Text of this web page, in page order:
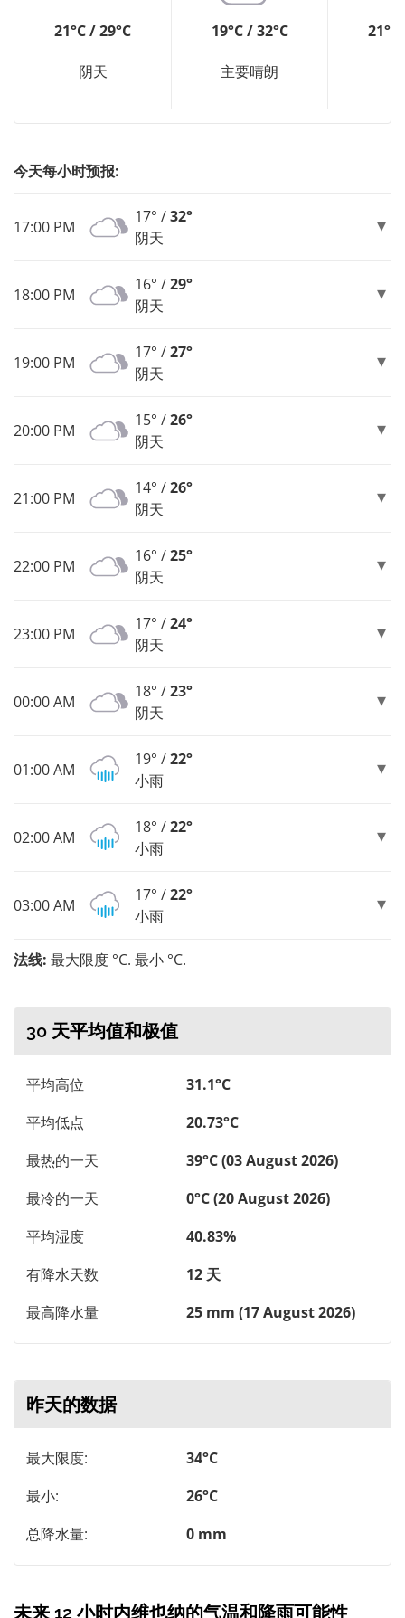
21°C / 29°C
阴天
19°C / 32°C
主要晴朗
21°C
今天每小时预报:
17:00 PM
17° /32°
阴天
18:00 PM
16° /29°
阴天
19:00 PM
17° /27°
阴天
20:00 PM
15° /26°
阴天
21:00 PM
14° /26°
阴天
22:00 PM
16° /25°
阴天
23:00 PM
17° /24°
阴天
00:00 AM
18° /23°
阴天
01:00 AM
19° /22°
小雨
02:00 AM
18° /22°
小雨
03:00 AM
17° /22°
小雨
法线: 最大限度 °C. 最小 °C.
30 天平均值和极值
平均高位
31.1°C
平均低点
20.73°C
最热的一天
39°C (03 August 2026)
最冷的一天
0°C (20 August 2026)
平均湿度
40.83%
有降水天数
12 天
最高降水量
25 mm (17 August 2026)
昨天的数据
最大限度:
34°C
最小:
26°C
总降水量:
0 mm
未来 12 小时内维也纳的气温和降雨可能性